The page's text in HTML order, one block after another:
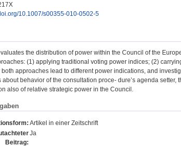
10.1007/s00355-010-0502-5
the distribution of power within the Council of the
(1) applying traditional voting power indices; (2)
approaches lead to different power indications, and
about behavior of the consultation proce- dure’s agenda
also of relative strategic power in the Council.
Artikel in einer Zeitschrift
Beitrag:
Ja